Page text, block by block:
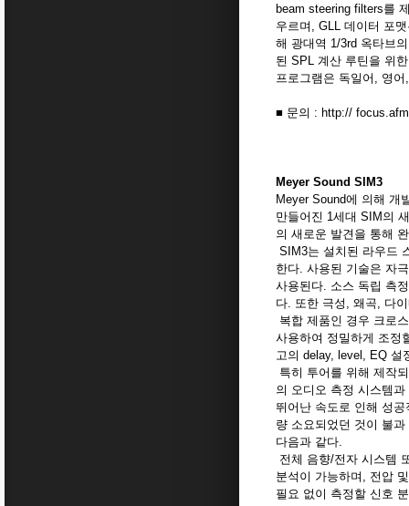
beam steering filters를
우르며, GLL 데이터 포
해 광대역 1/3rd 옥타브
된 SPL 계산 루틴을 위
프로그램은 독일어, 영
■ 문의 : http://
Meyer Sound SIM3
Meyer Sound에 의해 개
만들어진 1세대 SIM의
의 새로운 발견을 통해
SIM3는 설치된 라우드
한다. 사용된 기술은 자
사용된다. 소스 독립 측
다. 또한 극성, 왜곡, 다
복합 제품인 경우 크로
사용하여 정밀하게 조정
고의 delay, level, EQ 설
특히 투어를 위해 제작
의 오디오 측정 시스템
뛰어난 속도로 인해 성
량 소요되었던 것이 불
다음과 같다.
전체 음향/전자 시스템
분석이 가능하며, 전압
필요 없이 측정할 신호